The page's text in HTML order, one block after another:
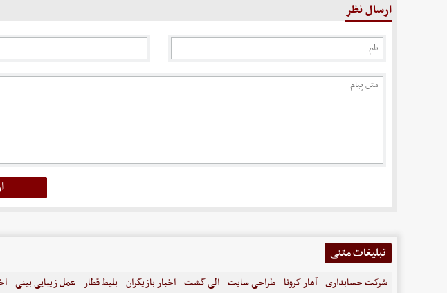
ارسال نظر
تبلیغات متنی
شرکت حسابداری آمار کرونا طراحی سایت الی گشت اخبار بازیگران بلیط قطار عمل زیبایی بینی